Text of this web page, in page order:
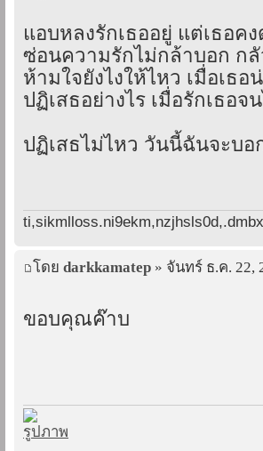
แอบหลงรักเธออยู่ แต่เธอค
ซ่อนความรักไม่กล้าบอก กลั
ห้ามใจยังไงให้ไหว เมื่อเธอ
ปฏิเสธอย่างไร เมื่อรักเธอ
ปฏิเสธไม่ไหว วันนี้ฉันจะบอ
โดย darkkamatep » จันทร์ ธ.ค. 22,
ขอบคุณค๊าบ